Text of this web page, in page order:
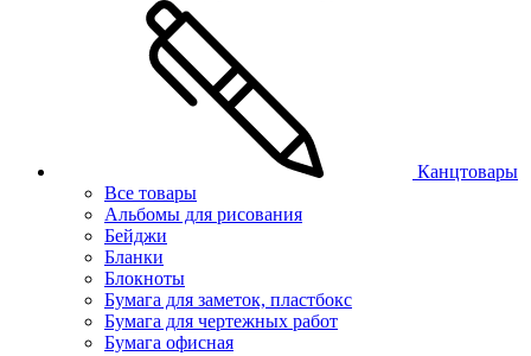
Канцтовары
Все товары
Альбомы для рисования
Бейджи
Бланки
Блокноты
Бумага для заметок, пластбокс
Бумага для чертежных работ
Бумага офисная